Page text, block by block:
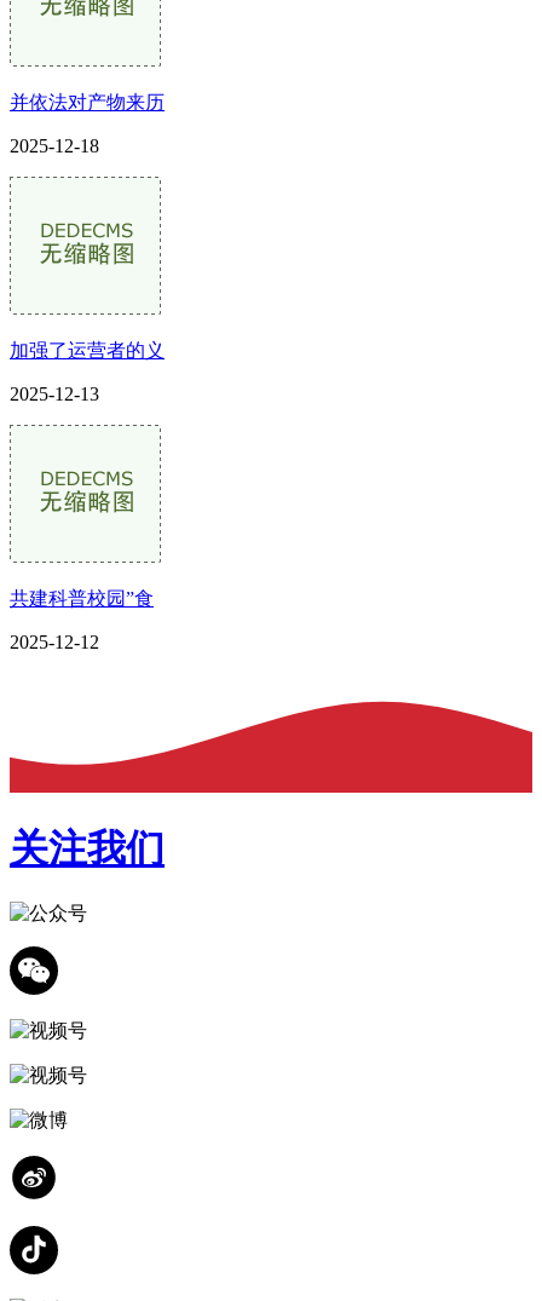
并依法对产物来历
2025-12-18
加强了运营者的义
2025-12-13
共建科普校园”食
2025-12-12
关注我们